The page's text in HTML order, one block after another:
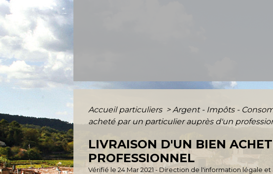
Accueil particuliers > Argent - Impôts -
acheté par un particulier auprès d'un
LIVRAISON D'UN BIEN
PROFESSIONNEL
Vérifié le 24 Mar 2021 - Direction de l'information légale